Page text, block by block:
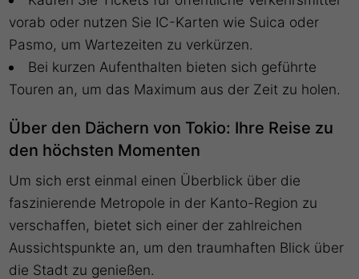
vorab oder nutzen Sie IC-Karten wie Suica oder
Pasmo, um Wartezeiten zu verkürzen.
Bei kurzen Aufenthalten bieten sich geführte
Touren an, um das Maximum aus der Zeit zu holen.
Über den Dächern von Tokio: Ihre Reise zu
den höchsten Momenten
Um sich erst einmal einen Überblick über die
faszinierende Metropole in der Kanto-Region zu
verschaffen, bietet sich einer der zahlreichen
Aussichtspunkte an, um den traumhaften Blick über
die Stadt zu genießen.